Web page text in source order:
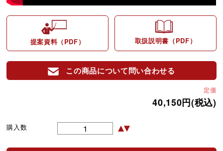
提案資料（PDF） 取扱説明書（PDF）
この商品について問い合わせる
定価
40,150円(税込)
購入数